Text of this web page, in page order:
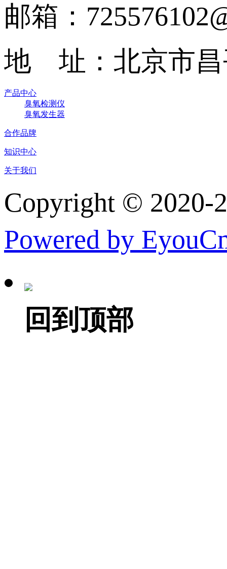
邮箱：
地 址：北京市昌
产品中心
臭氧检测仪
臭氧发生器
合作品牌
知识中心
关于我们
Copyright ©
Powered by
回到顶部